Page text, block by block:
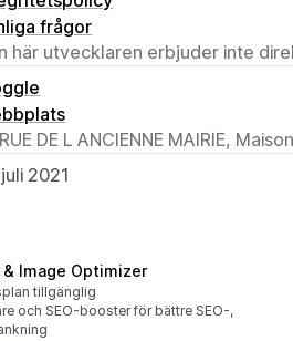
frågor
här utvecklaren erbjuder inte
DE L ANCIENNE MAIRIE,
2021
& Image Optimizer
tillgänglig
och SEO-booster för bättre SEO-,